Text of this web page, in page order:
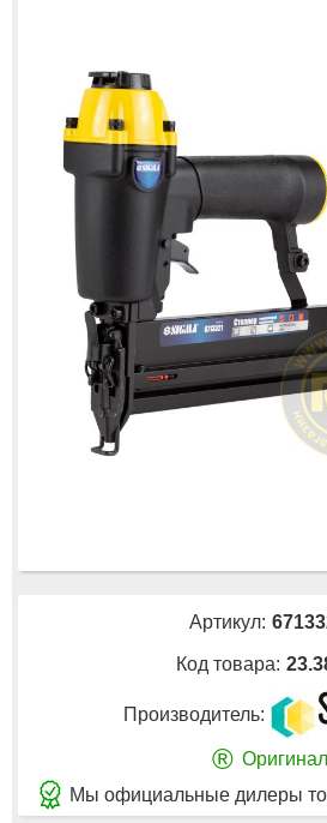
Артикул:
Код товара:
Производитель:
® Оригинал
Мы официальные дилеры